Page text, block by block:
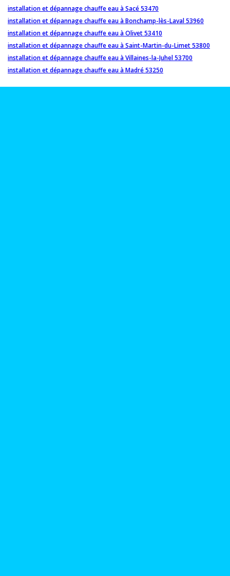
installation et dépannage chauffe eau à Sacé 53470
installation et dépannage chauffe eau à Bonchamp-lès-Laval 53960
installation et dépannage chauffe eau à Olivet 53410
installation et dépannage chauffe eau à Saint-Martin-du-Limet 53800
installation et dépannage chauffe eau à Villaines-la-Juhel 53700
installation et dépannage chauffe eau à Madré 53250